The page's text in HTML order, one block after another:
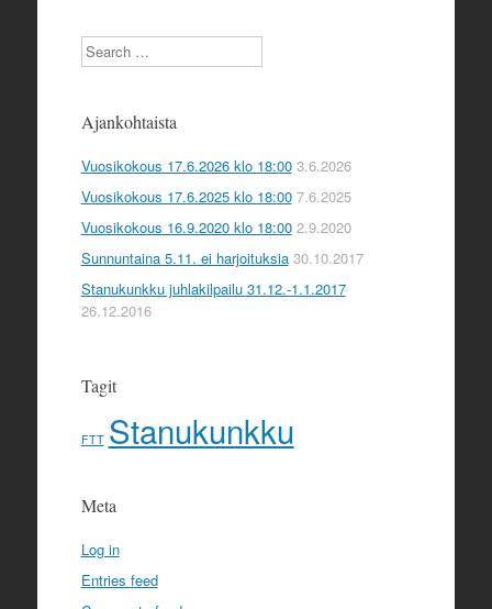
Search
Ajankohtaista
Vuosikokous 17.6.2026 klo 18:00 3.6.2026
Vuosikokous 17.6.2025 klo 18:00 7.6.2025
Vuosikokous 16.9.2020 klo 18:00 2.9.2020
Sunnuntaina 5.11. ei harjoituksia 30.10.2017
Stanukunkku juhlakilpailu 31.12.-1.1.2017
26.12.2016
Tagit
FTT Stanukunkku
Meta
Log in
Entries feed